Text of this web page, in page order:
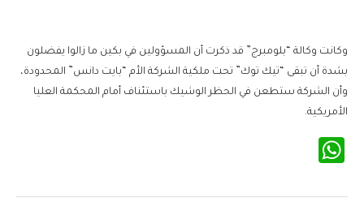
وكانت وكالة “بلومبرج” قد ذكرت أن المسؤولين في بكين ما زالوا يفضلون
بشدة أن تبقى “تيك توك” تحت ملكية الشركة الأم “بايت دانس” المحدودة،
وأن الشركة ستطعن في الحظر الوشيك باستئناف أمام المحكمة العليا
الأمريكية.